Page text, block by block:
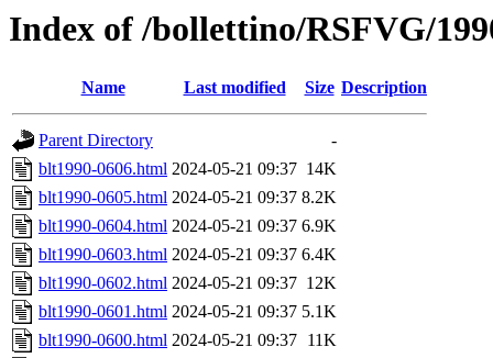
Index of /bollettino/RSFVG/
Name Last modified Size Description
Parent Directory
-
blt1990-0606.html 2024-05-21 09:37 14K
blt1990-0605.html 2024-05-21 09:37 8.2K
blt1990-0604.html 2024-05-21 09:37 6.9K
blt1990-0603.html 2024-05-21 09:37 6.4K
blt1990-0602.html 2024-05-21 09:37 12K
blt1990-0601.html 2024-05-21 09:37 5.1K
blt1990-0600.html 2024-05-21 09:37 11K